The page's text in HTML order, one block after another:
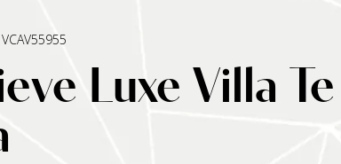
VCAV55955
Luxe Villa